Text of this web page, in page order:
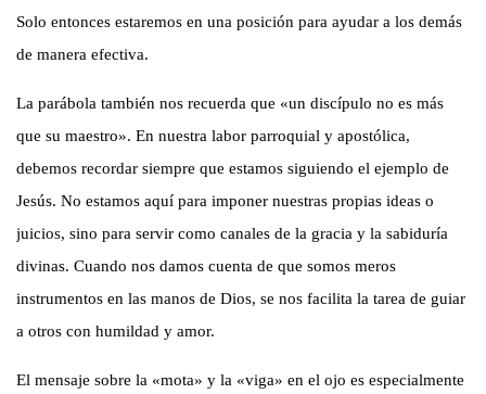
Solo entonces estaremos en una posición para ayudar a los demás
de manera efectiva.
La parábola también nos recuerda que «un discípulo no es más
que su maestro». En nuestra labor parroquial y apostólica,
debemos recordar siempre que estamos siguiendo el ejemplo de
Jesús. No estamos aquí para imponer nuestras propias ideas o
juicios, sino para servir como canales de la gracia y la sabiduría
divinas. Cuando nos damos cuenta de que somos meros
instrumentos en las manos de Dios, se nos facilita la tarea de guiar
a otros con humildad y amor.
El mensaje sobre la «mota» y la «viga» en el ojo es especialmente